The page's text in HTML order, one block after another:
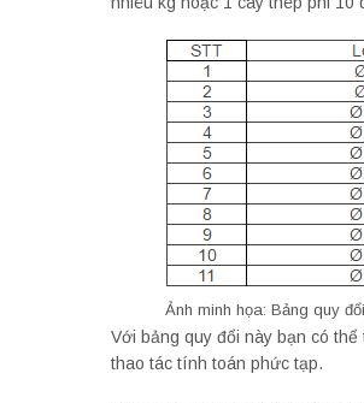
Ảnh minh họa: Bảng quy
Với bảng quy đổi này bạn có
thao tác tính toán phức tạp.